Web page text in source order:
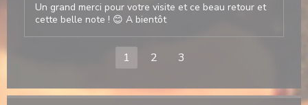
Un grand merci pour votre visite et ce beau retour et
cette belle note ! 😊 A bientôt
1 2 3